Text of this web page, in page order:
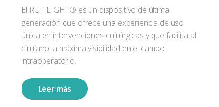
El RUTILIGHT® es un dispositivo de última
generación que ofrece una experiencia de uso
única en intervenciones quirúrgicas y que facilita al
cirujano la máxima visibilidad en el campo
intraoperatorio.
Leer más